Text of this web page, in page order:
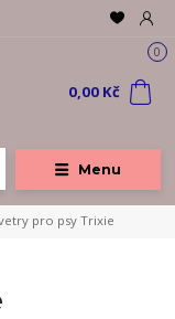
Menu
0
0,00 Kč
pro psy Trixie